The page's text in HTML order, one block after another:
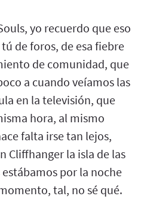
yo recuerdo que eso
de foros, de esa fiebre
de comunidad, que
a cuando veíamos las
en la televisión, que
hora, al mismo
falta irse tan lejos,
Cliffhanger la isla de las
por la noche
tal, no sé qué.